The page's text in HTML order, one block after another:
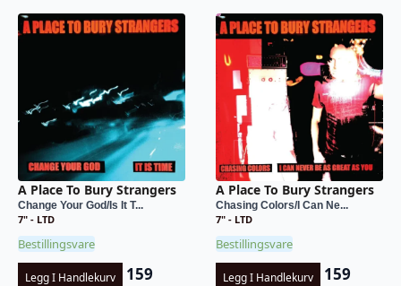
A Place To Bury Strangers
Change Your God/Is It T...
7" - LTD
Bestillingsvare
Legg I Handlekurv 159
A Place To Bury Strangers
Chasing Colors/I Can Ne...
7" - LTD
Bestillingsvare
Legg I Handlekurv 159